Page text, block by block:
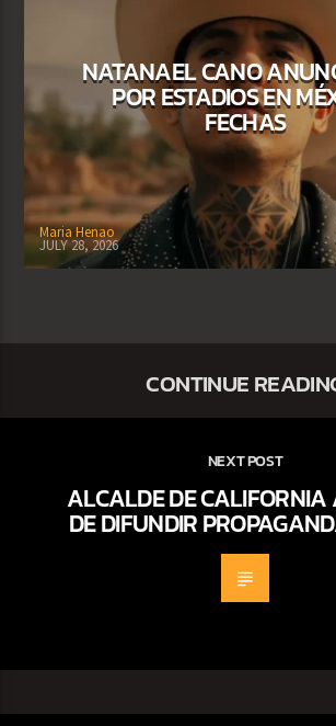
NATANAEL CANO
POR ESTADIOS EN
FECHAS
Maria Henao
JULY 28, 2026
CONTINUE
NEXT POST
ALCALDE DE CALIFORNIA
DE DIFUNDIR